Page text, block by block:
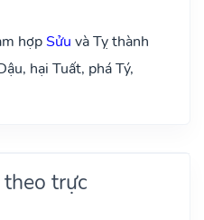
hợpSửu và Tỵ thành
hại Tuất, phá Tý,
trực